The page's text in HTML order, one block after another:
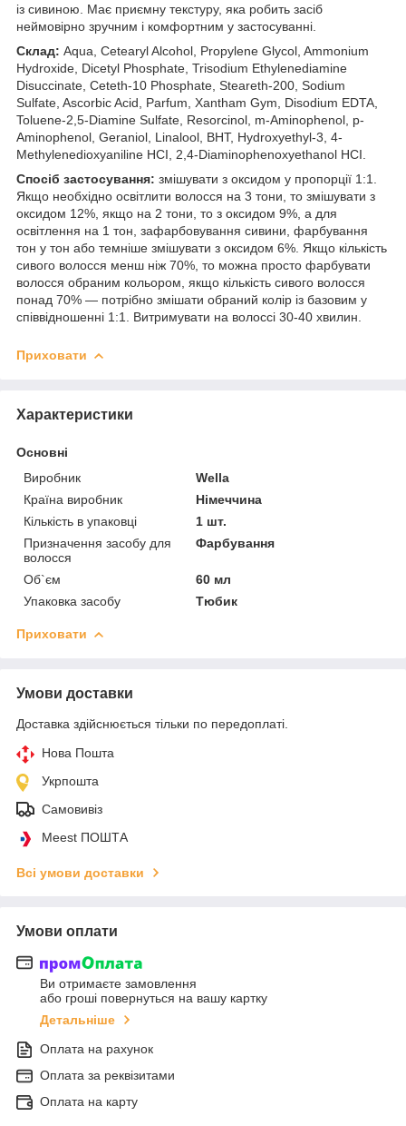
із сивиною. Має приємну текстуру, яка робить засіб
неймовірно зручним і комфортним у застосуванні.
Склад: Aqua, Cetearyl Alcohol, Propylene Glycol, Ammonium
Hydroxide, Dicetyl Phosphate, Trisodium Ethylenediamine
Disuccinate, Ceteth-10 Phosphate, Steareth-200, Sodium
Sulfate, Ascorbic Acid, Parfum, Xantham Gym, Disodium EDTA,
Toluene-2,5-Diamine Sulfate, Resorcinol, m-Aminophenol, p-
Aminophenol, Geraniol, Linalool, BHT, Hydroxyethyl-3, 4-
Methylenedioxyaniline HCI, 2,4-Diaminophenoxyethanol HCI.
Спосіб застосування: змішувати з оксидом у пропорції 1:1.
Якщо необхідно освітлити волосся на 3 тони, то змішувати з
оксидом 12%, якщо на 2 тони, то з оксидом 9%, а для
освітлення на 1 тон, зафарбовування сивини, фарбування
тон у тон або темніше змішувати з оксидом 6%. Якщо кількість
сивого волосся менш ніж 70%, то можна просто фарбувати
волосся обраним кольором, якщо кількість сивого волосся
понад 70% — потрібно змішати обраний колір із базовим у
співвідношенні 1:1. Витримувати на волоссі 30-40 хвилин.
Приховати
Характеристики
Основні
Виробник
Wella
Країна виробник
Німеччина
Кількість в упаковці
1 шт.
Призначення засобу для
волосся
Фарбування
Об`єм
60 мл
Упаковка засобу
Тюбик
Приховати
Умови доставки
Доставка здійснюється тільки по передоплаті.
Нова Пошта
Укрпошта
Самовивіз
Meest ПОШТА
Всі умови доставки
Умови оплати
Ви отримаєте замовлення
або гроші повернуться на вашу картку
Детальніше
Оплата на рахунок
Оплата за реквізитами
Оплата на карту